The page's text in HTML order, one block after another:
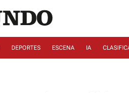
DEPORTES ESCENA IA